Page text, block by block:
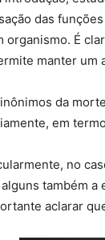
das
organismo. É
manter um
da
em
no
também a
aclarar